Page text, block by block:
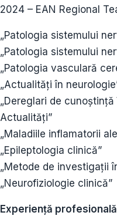
2024 – EAN Regional
„Patologia sistemului
„Patologia sistemului
„Patologia vasculară
„Actualități în
„Dereglari de
Actualități”
„Maladiile inflamatorii
„Epileptologia clinică”
„Metode de investigații
„Neurofiziologie clinică”
Experienţă